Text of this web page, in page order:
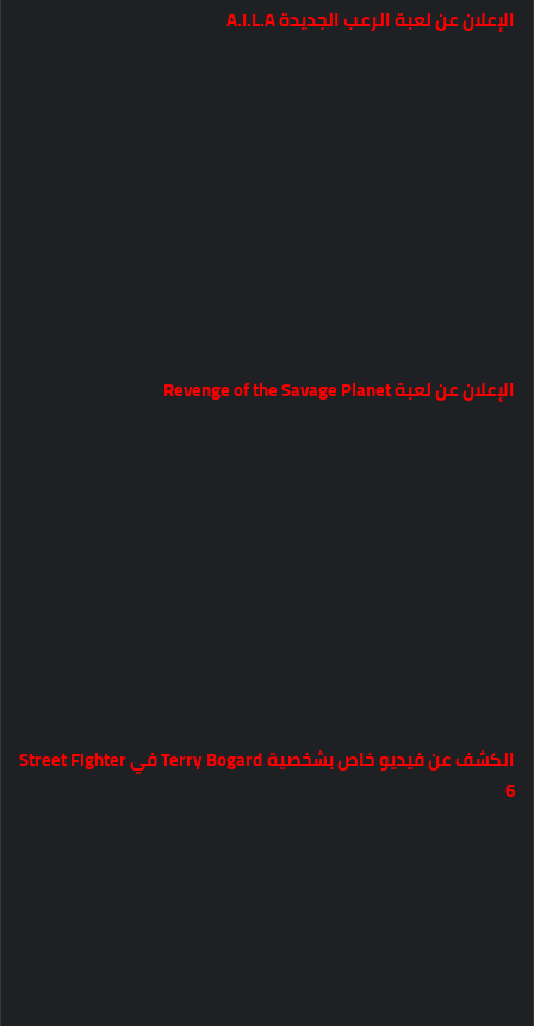
الإعلان عن لعبة الرعب الجديدة A.I.L.A
الإعلان عن لعبة Revenge of the Savage Planet
الكشف عن فيديو خاص بشخصية Terry Bogard في Street Fighter
6